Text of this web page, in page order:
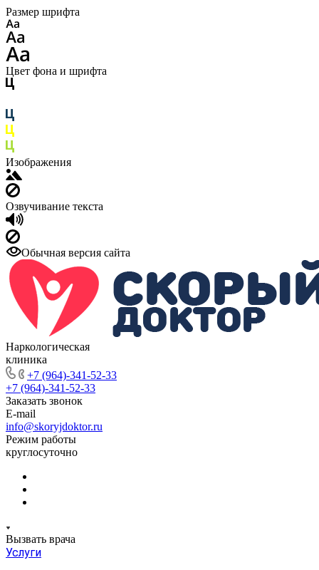
Размер шрифта
Цвет фона и шрифта
Изображения
Озвучивание текста
Обычная версия сайта
Наркологическая
клиника
+7 (964)-341-52-33
+7 (964)-341-52-33
Заказать звонок
E-mail
info@skoryjdoktor.ru
Режим работы
круглосуточно
Вызвать врача
Услуги